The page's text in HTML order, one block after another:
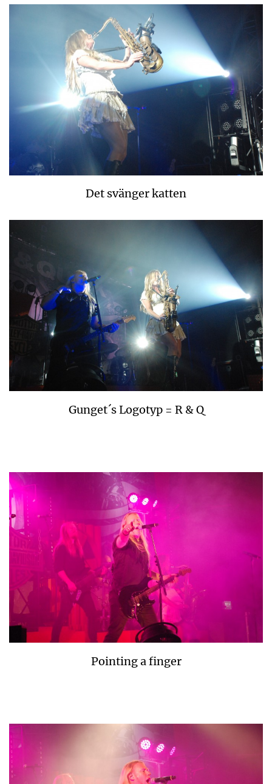
Det svänger katten
Gunget´s Logotyp = R & Q
Pointing a finger